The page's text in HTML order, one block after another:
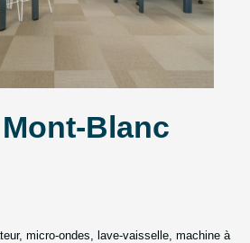
Blanc
micro-ondes, lave-vaisselle, machine à